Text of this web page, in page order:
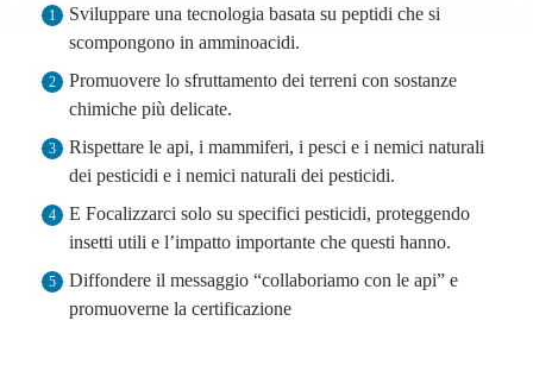
1
Sviluppare una tecnologia basata su peptidi che si
scompongono in amminoacidi.
2
Promuovere lo sfruttamento dei terreni con sostanze
chimiche più delicate.
3
Rispettare le api, i mammiferi, i pesci e i nemici naturali
dei pesticidi e i nemici naturali dei pesticidi.
4
E Focalizzarci solo su specifici pesticidi, proteggendo
insetti utili e l’impatto importante che questi hanno.
5
Diffondere il messaggio “collaboriamo con le api” e
promuoverne la certificazione